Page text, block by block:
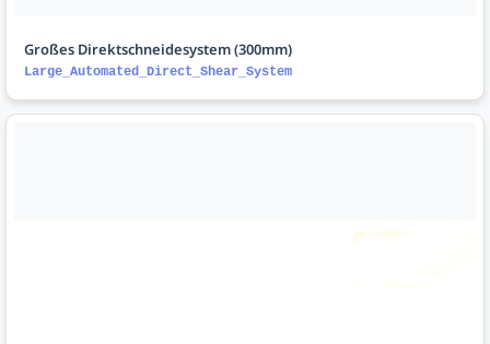
Großes Direktschneidesystem (300mm)
Large_Automated_Direct_Shear_System